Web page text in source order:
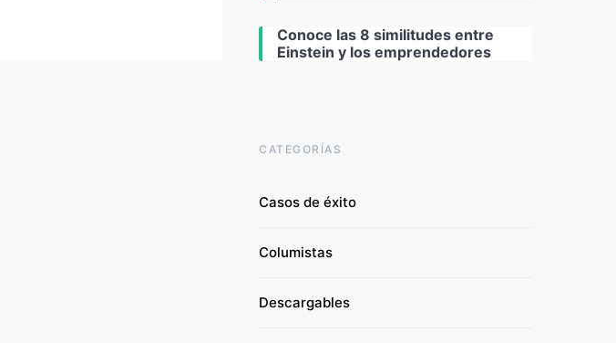
Conoce las 8 similitudes entre
Einstein y los emprendedores
CATEGORÍAS
Casos de éxito
Columistas
Descargables